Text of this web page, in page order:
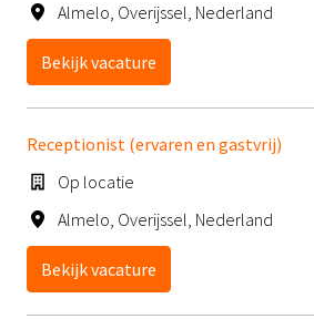
Almelo, Overijssel, Nederland
Bekijk vacature
Receptionist (ervaren en gastvrij)
Op locatie
Almelo, Overijssel, Nederland
Bekijk vacature